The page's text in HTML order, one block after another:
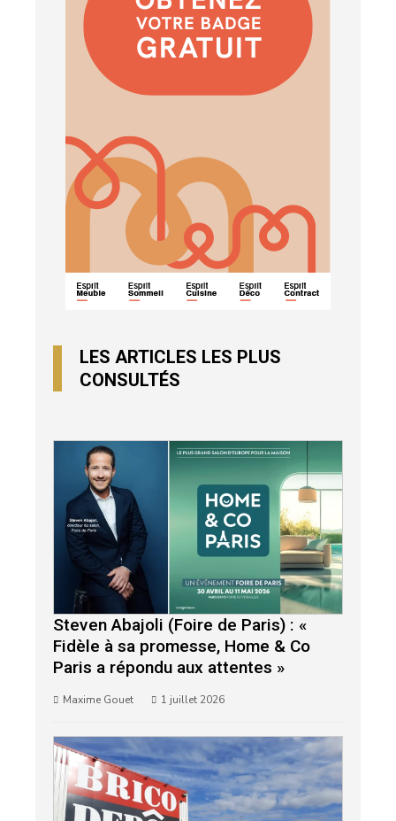
LES ARTICLES LES PLUS
CONSULTÉS
Steven Abajoli (Foire de Paris) : «
Fidèle à sa promesse, Home & Co
Paris a répondu aux attentes »
Maxime Gouet 1 juillet 2026